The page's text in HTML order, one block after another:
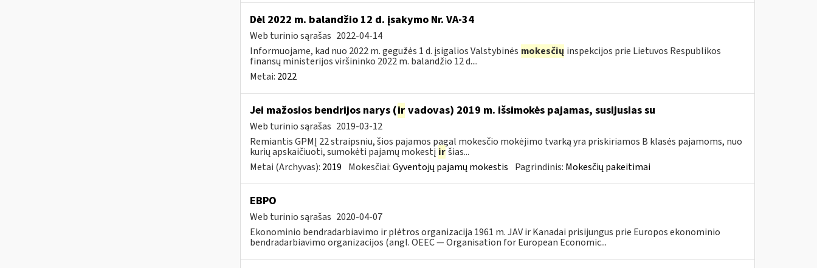
Dėl 2022 m. balandžio 12 d. įsakymo Nr. VA-34
Web turinio sąrašas 2022-04-14
Informuojame, kad nuo 2022 m. gegužės 1 d. įsigalios Valstybinės mokesčių inspekcijos prie Lietuvos Respublikos
finansų ministerijos viršininko 2022 m. balandžio 12 d....
Metai: 2022
Jei mažosios bendrijos narys (irvadovas) 2019 m. išsimokės pajamas, susijusias su
Web turinio sąrašas 2019-03-12
Remiantis GPMĮ 22 straipsniu, šios pajamos pagal mokesčio mokėjimo tvarką yra priskiriamos B klasės pajamoms, nuo
kurių apskaičiuoti, sumokėti pajamų mokestį ir šias...
Metai (Archyvas): 2019 Mokesčiai:Gyventojų pajamų mokestis Pagrindinis: Mokesčių pakeitimai
EBPO
Web turinio sąrašas 2020-04-07
Ekonominio bendradarbiavimo ir plėtros organizacija 1961 m. JAV ir Kanadai prisijungus prie Europos ekonominio
bendradarbiavimo organizacijos (angl. OEEC — Organisation for European Economic...